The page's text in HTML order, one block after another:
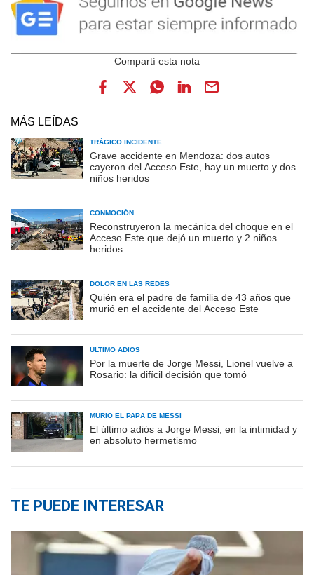
MÁS LEÍDAS
TRÁGICO INCIDENTE
Grave accidente en Mendoza: dos autos
cayeron del Acceso Este, hay un muerto y dos
niños heridos
CONMOCIÓN
Reconstruyeron la mecánica del choque en el
Acceso Este que dejó un muerto y 2 niños
heridos
DOLOR EN LAS REDES
Quién era el padre de familia de 43 años que
murió en el accidente del Acceso Este
ÚLTIMO ADIÓS
Por la muerte de Jorge Messi, Lionel vuelve a
Rosario: la difícil decisión que tomó
MURIÓ EL PAPÁ DE MESSI
El último adiós a Jorge Messi, en la intimidad y
en absoluto hermetismo
TE PUEDE INTERESAR